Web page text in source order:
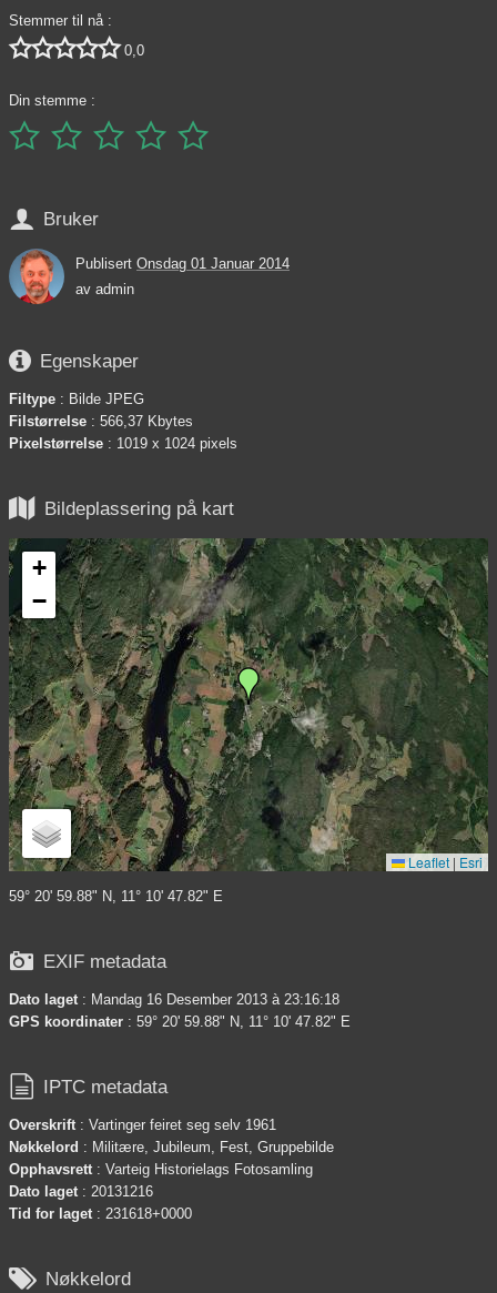
Stemmer til nå :
 0,0
Din stemme :
    
 Bruker
Publisert Onsdag 01 Januar 2014
av admin
 Egenskaper
Filtype : Bilde JPEG
Filstørrelse : 566,37 Kbytes
Pixelstørrelse : 1019 x 1024 pixels
 Bildeplassering på kart
+
−
Leaflet | Esri
59° 20' 59.88" N, 11° 10' 47.82" E
 EXIF metadata
Dato laget: Mandag 16 Desember 2013 à 23:16:18
GPS koordinater : 59° 20' 59.88" N, 11° 10' 47.82" E
 IPTC metadata
Overskrift: Vartinger feiret seg selv 1961
Nøkkelord : Militære, Jubileum, Fest, Gruppebilde
Opphavsrett: Varteig Historielags Fotosamling
Dato laget: 20131216
Tid for laget: 231618+0000
 Nøkkelord